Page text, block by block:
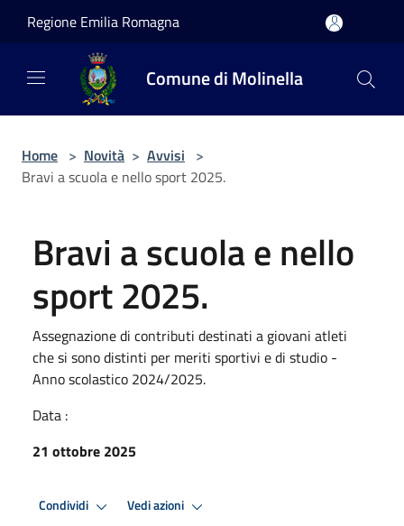
Regione Emilia Romagna
Comune di Molinella
Home > Novità > Avvisi >
Bravi a scuola e nello sport 2025.
Bravi a scuola e nello
sport 2025.
Assegnazione di contributi destinati a giovani atleti
che si sono distinti per meriti sportivi e di studio -
Anno scolastico 2024/2025.
Data :
21 ottobre 2025
Condividi Vedi azioni